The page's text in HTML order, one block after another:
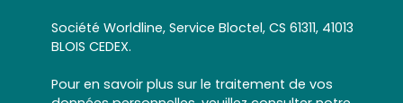
Société Worldline, Service Bloctel, CS 61311, 41013
BLOIS CEDEX.
Pour en savoir plus sur le traitement de vos